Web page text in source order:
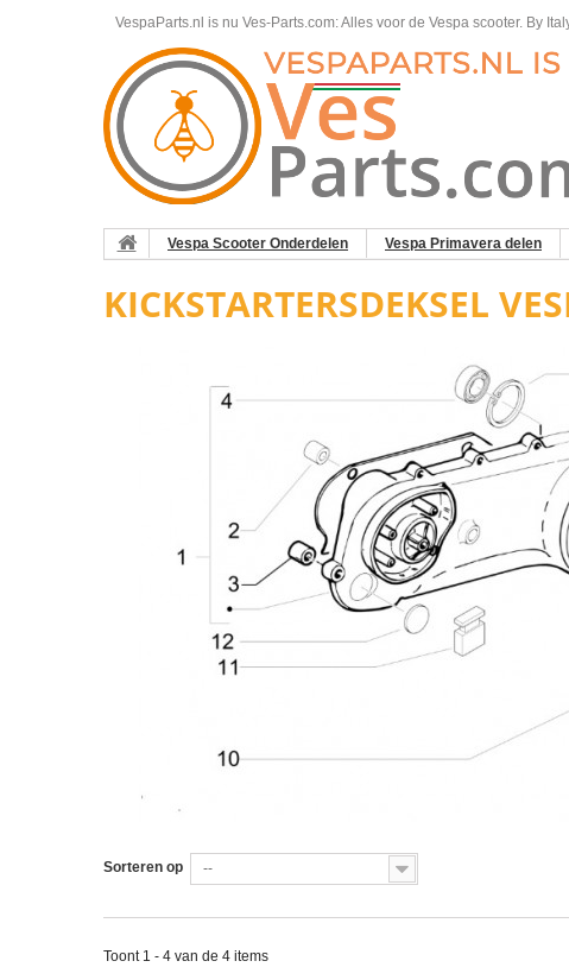
VespaParts.nl is nu Ves-Parts.com: Alles voor de Vespa scooter. By
Vespa Scooter Onderdelen Vespa Primavera delen
KICKSTARTERSDEKSEL
Sorteren op --
Toont 1 - 4 van de 4 items